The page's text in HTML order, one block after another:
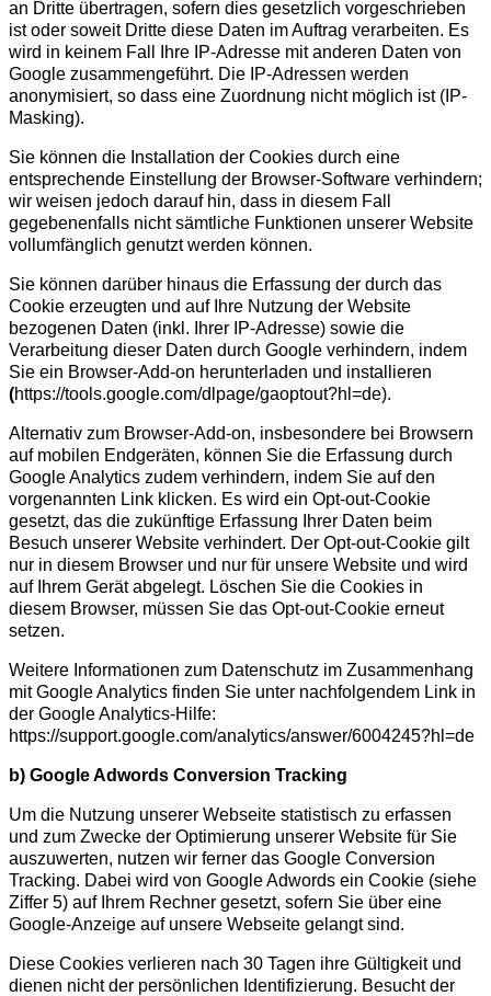
an Dritte übertragen, sofern dies gesetzlich vorgeschrieben
ist oder soweit Dritte diese Daten im Auftrag verarbeiten. Es
wird in keinem Fall Ihre IP-Adresse mit anderen Daten von
Google zusammengeführt. Die IP-Adressen werden
anonymisiert, so dass eine Zuordnung nicht möglich ist (IP-
Masking).
Sie können die Installation der Cookies durch eine
entsprechende Einstellung der Browser-Software verhindern;
wir weisen jedoch darauf hin, dass in diesem Fall
gegebenenfalls nicht sämtliche Funktionen unserer Website
vollumfänglich genutzt werden können.
Sie können darüber hinaus die Erfassung der durch das
Cookie erzeugten und auf Ihre Nutzung der Website
bezogenen Daten (inkl. Ihrer IP-Adresse) sowie die
Verarbeitung dieser Daten durch Google verhindern, indem
Sie ein Browser-Add-on herunterladen und installieren
(https://tools.google.com/dlpage/gaoptout?hl=de).
Alternativ zum Browser-Add-on, insbesondere bei Browsern
auf mobilen Endgeräten, können Sie die Erfassung durch
Google Analytics zudem verhindern, indem Sie auf den
vorgenannten Link klicken. Es wird ein Opt-out-Cookie
gesetzt, das die zukünftige Erfassung Ihrer Daten beim
Besuch unserer Website verhindert. Der Opt-out-Cookie gilt
nur in diesem Browser und nur für unsere Website und wird
auf Ihrem Gerät abgelegt. Löschen Sie die Cookies in
diesem Browser, müssen Sie das Opt-out-Cookie erneut
setzen.
Weitere Informationen zum Datenschutz im Zusammenhang
mit Google Analytics finden Sie unter nachfolgendem Link in
der Google Analytics-Hilfe:
https://support.google.com/analytics/answer/6004245?hl=de
b) Google Adwords Conversion Tracking
Um die Nutzung unserer Webseite statistisch zu erfassen
und zum Zwecke der Optimierung unserer Website für Sie
auszuwerten, nutzen wir ferner das Google Conversion
Tracking. Dabei wird von Google Adwords ein Cookie (siehe
Ziffer 5) auf Ihrem Rechner gesetzt, sofern Sie über eine
Google-Anzeige auf unsere Webseite gelangt sind.
Diese Cookies verlieren nach 30 Tagen ihre Gültigkeit und
dienen nicht der persönlichen Identifizierung. Besucht der